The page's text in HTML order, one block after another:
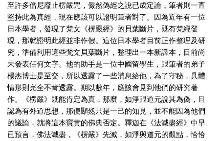
至許多僧尼廢止楞嚴咒，儼然偽經之說已成定論，筆者則一直
堅持此為真經，現在應該可以證明筆者對了。因為近年有一位
日本學者，發現了梵文《楞嚴經》的貝葉斷片，既有梵經發
現，那就證明此經並非作假。這位日本學者目前正作整理及研
究，準備利用這些梵文貝葉斷片，整理出一本新譯本，目前尚
未發表任何文字。他的助手是一位中國留學生，跟筆者的弟子
楊杰博士是至交，所以透露了一些消息給他，為了守秘，具體
情形則完全不肯透露。期以數年，應該會見到他們的研究著
作。《楞嚴》既能肯定為真，那麼，如淨跟道元說其為偽，且
認為有外道思想，那便顯然只是一己的知見，並不能因為他們
的議論，就將這本寶貴的佛典否定。釋迦在《法滅盡經》中早
已預言，佛法滅盡，《楞嚴》先滅，如淨與道元的觀點，恰恰